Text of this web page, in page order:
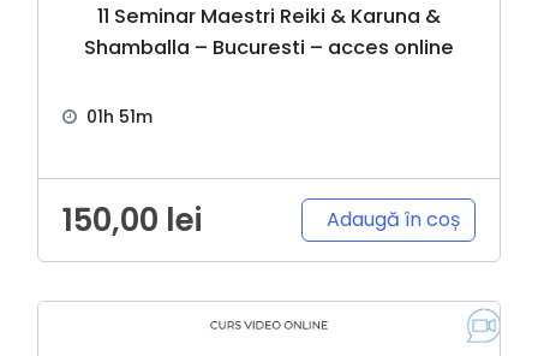
11 Seminar Maestri Reiki & Karuna &
Shamballa – Bucuresti – acces online
01h 51m
150,00 lei Adaugă în coș